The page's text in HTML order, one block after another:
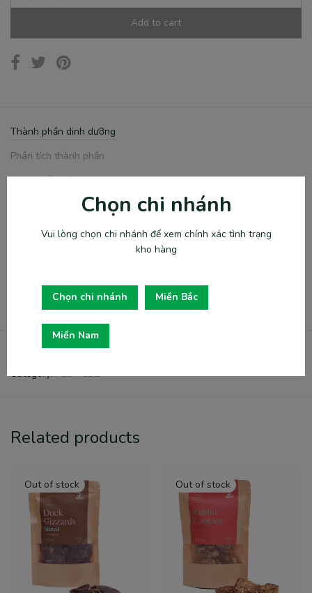
Chọn chi nhánh
Vui lòng chọn chi nhánh để xem chính xác tình trạng
kho hàng
Chọn chi nhánh Miền Bắc
Miền Nam
Add to cart
Thành phần dinh dưỡng
Phân tích thành phần
Hướng dẫn sử dụng
Thông tin chung
rabbit feet
Category:Pet Treats
Related products